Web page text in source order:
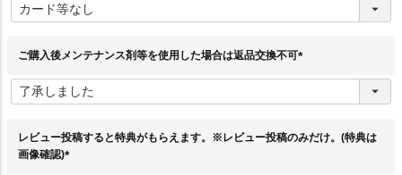
必
須
ご購入後メンテナンス剤等を使用した場合は返品交換不可
須
レビュー投稿すると特典がもらえます。※レビュー投稿のみだけ。(特典は
画像確認)